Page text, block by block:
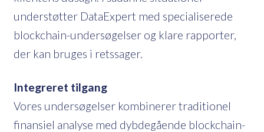
understøtter DataExpert med specialiserede
blockchain-undersøgelser og klare rapporter,
der kan bruges i retssager.
Integreret tilgang
Vores undersøgelser kombinerer traditionel
finansiel analyse med dybdegående blockchain-